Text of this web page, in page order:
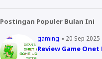
Postingan Populer Bulan Ini
gaming 20 Sep 2025
Review Game